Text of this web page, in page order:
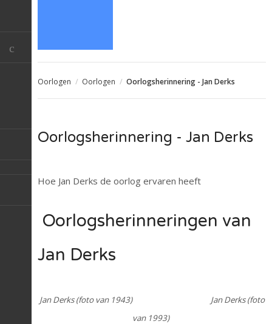
Oorlogen / Oorlogen / Oorlogsherinnering - Jan Derks
Oorlogsherinnering - Jan Derks
Hoe Jan Derks de oorlog ervaren heeft
Oorlogsherinneringen van
Jan Derks
Jan Derks (foto van 1943) Jan Derks (foto
van 1993)